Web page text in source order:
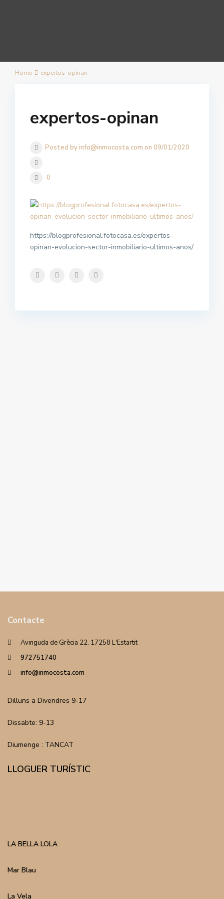
Home expertos-opinan
expertos-opinan
Posted by info@inmocosta.com on 09/01/2020
0
https://blogprofesional.fotocasa.es/expertos-
opinan-evolucion-sector-inmobiliario-ultimos-anos/
Contacte
Avinguda de Grècia 22. 17258 L'Estartit
972751740
info@inmocosta.com
Dilluns a Divendres 9-17
Dissabte: 9-13
Diumenge : TANCAT
LLOGUER TURÍSTIC
LA BELLA LOLA
Mar Blau
La Vela